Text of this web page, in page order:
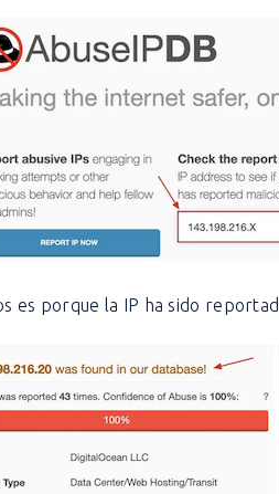
es porque la IP ha sido